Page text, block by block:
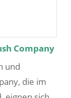
Company
und
die im